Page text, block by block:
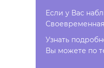
Если у Вас
Узнать
Вы можете по